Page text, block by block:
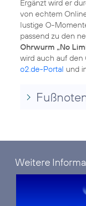
Ergänzt wird er
von echtem
lustige O-
passend zu den
Ohrwurm „No
wird auch auf den
o2.de-Portal und
Weitere